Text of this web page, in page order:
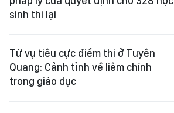
sinh thi lại
Từ vụ tiêu cực điểm thi ở Tuyên
Quang: Cảnh tỉnh về liêm chính
trong giáo dục